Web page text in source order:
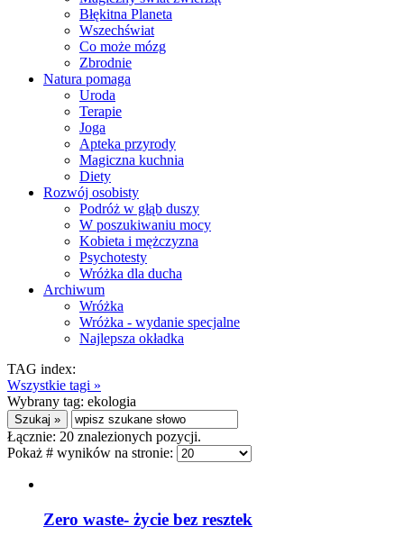
Błękitna Planeta
Wszechświat
Co może mózg
Zbrodnie
Natura pomaga
Uroda
Terapie
Joga
Apteka przyrody
Magiczna kuchnia
Diety
Rozwój osobisty
Podróż w głąb duszy
W poszukiwaniu mocy
Kobieta i mężczyzna
Psychotesty
Wróżka dla ducha
Archiwum
Wróżka
Wróżka - wydanie specjalne
Najlepsza okładka
TAG index:
Wszystkie tagi »
Wybrany tag: ekologia
Łącznie: 20 znalezionych pozycji.
Pokaż # wyników na stronie:
Zero waste- życie bez resztek